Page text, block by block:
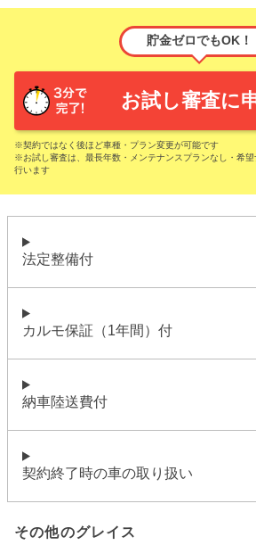
貯金ゼロでもOK！
お試し審査に
※契約ではなく後ほど車種・プラン変更が可能です
※お試し審査は、最長年数・メンテナンスプランなし・希
行います
法定整備付
カルモ保証（1年間）付
納車陸送費付
契約終了時の車の取り扱い
その他のグレイス